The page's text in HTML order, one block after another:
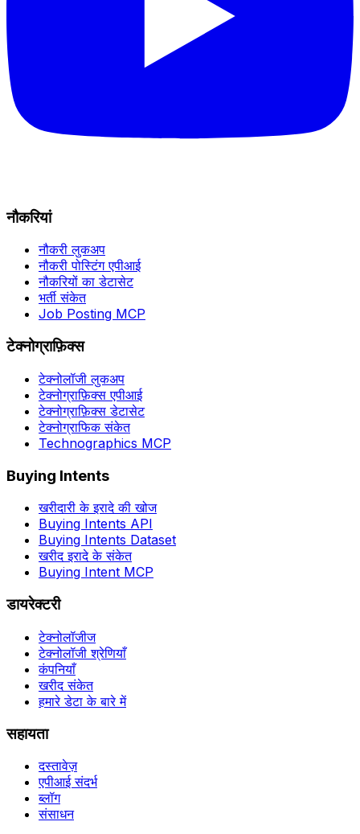
नौकरियां
नौकरी लुकअप
नौकरी पोस्टिंग एपीआई
नौकरियों का डेटासेट
भर्ती संकेत
Job Posting MCP
टेक्नोग्राफ़िक्स
टेक्नोलॉजी लुकअप
टेक्नोग्राफ़िक्स एपीआई
टेक्नोग्राफ़िक्स डेटासेट
टेक्नोग्राफिक संकेत
Technographics MCP
Buying Intents
खरीदारी के इरादे की खोज
Buying Intents API
Buying Intents Dataset
खरीद इरादे के संकेत
Buying Intent MCP
डायरेक्टरी
टेक्नोलॉजीज
टेक्नोलॉजी श्रेणियाँ
कंपनियाँ
खरीद संकेत
हमारे डेटा के बारे में
सहायता
दस्तावेज़
एपीआई संदर्भ
ब्लॉग
संसाधन